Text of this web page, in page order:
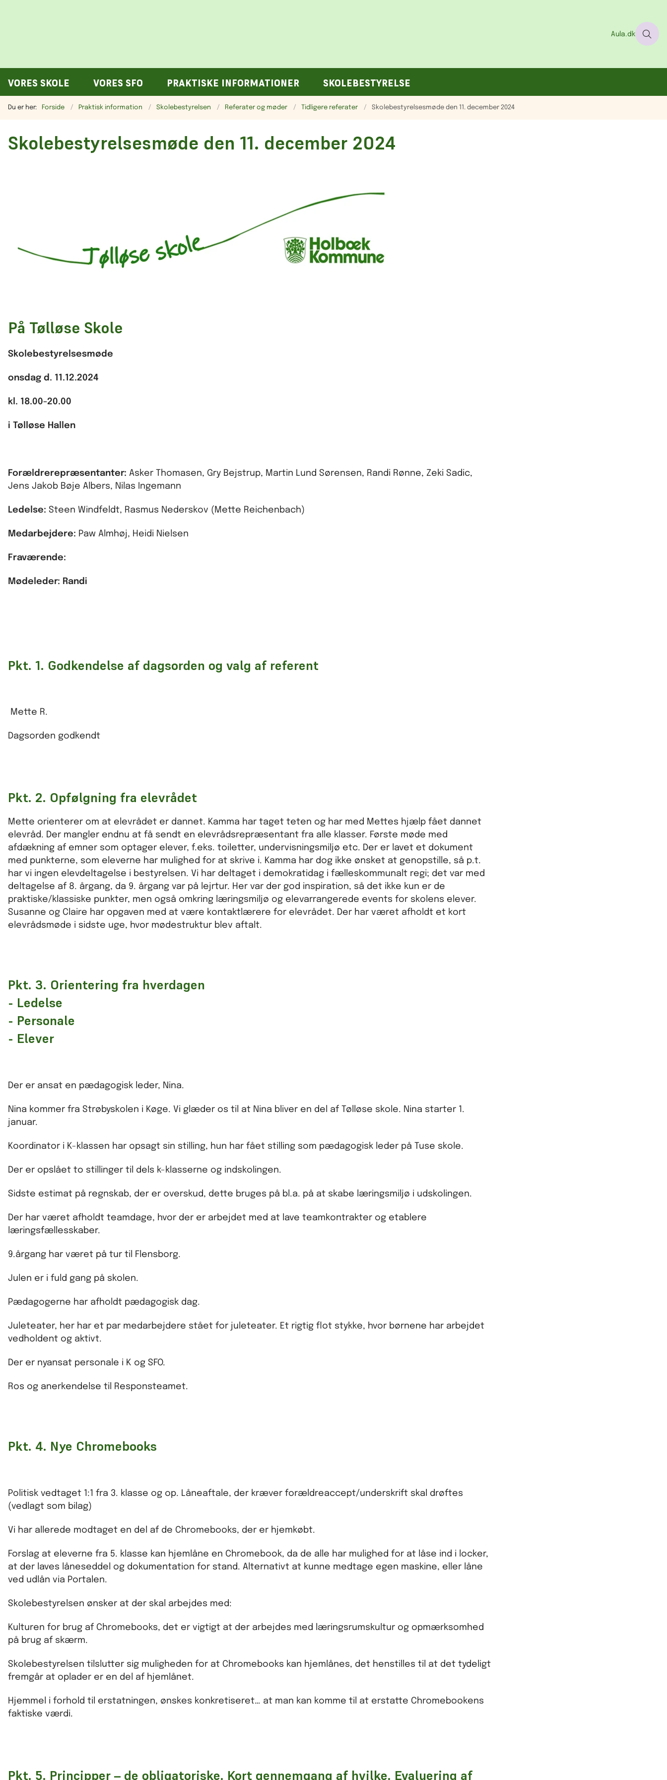
Aula.dk
VORES SKOLE VORES SFO PRAKTISKE INFORMATIONER SKOLEBESTYRELSE
Du er her: Forside Praktisk information Skolebestyrelsen Referater og møder Tidligere referater Skolebestyrelsesmøde den 11. december 2024
Skolebestyrelsesmøde den 11. december 2024
På Tølløse Skole
Skolebestyrelsesmøde
onsdag d. 11.12.2024
kl. 18.00-20.00
i Tølløse Hallen
Forældrerepræsentanter: Asker Thomasen, Gry Bejstrup, Martin Lund Sørensen, Randi Rønne, Zeki Sadic,
Jens Jakob Bøje Albers, Nilas Ingemann
Ledelse: Steen Windfeldt, Rasmus Nederskov (Mette Reichenbach)
Medarbejdere: Paw Almhøj, Heidi Nielsen
Fraværende:
Mødeleder: Randi
Pkt. 1. Godkendelse af dagsorden og valg af referent
Mette R.
Dagsorden godkendt
Pkt. 2. Opfølgning fra elevrådet
Mette orienterer om at elevrådet er dannet. Kamma har taget teten og har med Mettes hjælp fået dannet
elevråd. Der mangler endnu at få sendt en elevrådsrepræsentant fra alle klasser. Første møde med
afdækning af emner som optager elever, f.eks. toiletter, undervisningsmiljø etc. Der er lavet et dokument
med punkterne, som eleverne har mulighed for at skrive i. Kamma har dog ikke ønsket at genopstille, så p.t.
har vi ingen elevdeltagelse i bestyrelsen. Vi har deltaget i demokratidag i fælleskommunalt regi; det var med
deltagelse af 8. årgang, da 9. årgang var på lejrtur. Her var der god inspiration, så det ikke kun er de
praktiske/klassiske punkter, men også omkring læringsmiljø og elevarrangerede events for skolens elever.
Susanne og Claire har opgaven med at være kontaktlærere for elevrådet. Der har været afholdt et kort
elevrådsmøde i sidste uge, hvor mødestruktur blev aftalt.
Pkt. 3. Orientering fra hverdagen
- Ledelse
- Personale
- Elever
Der er ansat en pædagogisk leder, Nina.
Nina kommer fra Strøbyskolen i Køge. Vi glæder os til at Nina bliver en del af Tølløse skole. Nina starter 1.
januar.
Koordinator i K-klassen har opsagt sin stilling, hun har fået stilling som pædagogisk leder på Tuse skole.
Der er opslået to stillinger til dels k-klasserne og indskolingen.
Sidste estimat på regnskab, der er overskud, dette bruges på bl.a. på at skabe læringsmiljø i udskolingen.
Der har været afholdt teamdage, hvor der er arbejdet med at lave teamkontrakter og etablere
læringsfællesskaber.
9.årgang har været på tur til Flensborg.
Julen er i fuld gang på skolen.
Pædagogerne har afholdt pædagogisk dag.
Juleteater, her har et par medarbejdere stået for juleteater. Et rigtig flot stykke, hvor børnene har arbejdet
vedholdent og aktivt.
Der er nyansat personale i K og SFO.
Ros og anerkendelse til Responsteamet.
Pkt. 4. Nye Chromebooks
Politisk vedtaget 1:1 fra 3. klasse og op. Låneaftale, der kræver forældreaccept/underskrift skal drøftes
(vedlagt som bilag)
Vi har allerede modtaget en del af de Chromebooks, der er hjemkøbt.
Forslag at eleverne fra 5. klasse kan hjemlåne en Chromebook, da de alle har mulighed for at låse ind i locker,
at der laves låneseddel og dokumentation for stand. Alternativt at kunne medtage egen maskine, eller låne
ved udlån via Portalen.
Skolebestyrelsen ønsker at der skal arbejdes med:
Kulturen for brug af Chromebooks, det er vigtigt at der arbejdes med læringsrumskultur og opmærksomhed
på brug af skærm.
Skolebestyrelsen tilslutter sig muligheden for at Chromebooks kan hjemlånes, det henstilles til at det tydeligt
fremgår at oplader er en del af hjemlånet.
Hjemmel i forhold til erstatningen, ønskes konkretiseret… at man kan komme til at erstatte Chromebookens
faktiske værdi.
Pkt. 5. Principper – de obligatoriske. Kort gennemgang af hvilke. Evaluering af